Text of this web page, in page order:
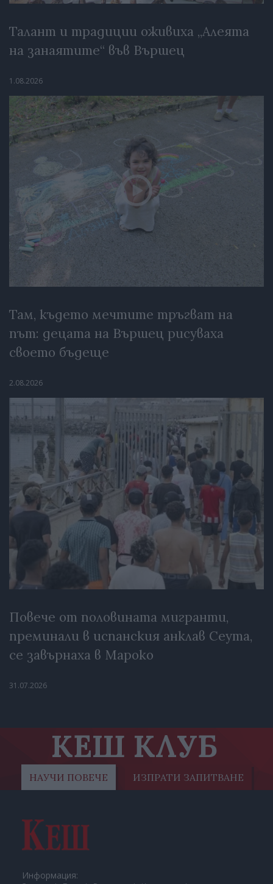
Талант и традиции оживиха „Алеята
на занаятите“ във Вършец
1.08.2026
Там, където мечтите тръгват на
път: децата на Вършец рисуваха
своето бъдеще
2.08.2026
Повече от половината мигранти,
преминали в испанския анклав Сеута,
се завърнаха в Мароко
31.07.2026
КЕШ КЛУБ
НАУЧИ ПОВЕЧЕ ИЗПРАТИ ЗАПИТВАНЕ
Информация: